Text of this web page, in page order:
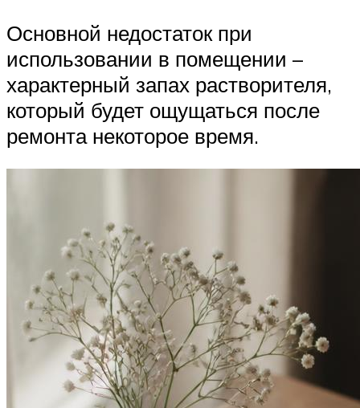
Основной недостаток при
использовании в помещении –
характерный запах растворителя,
который будет ощущаться после
ремонта некоторое время.